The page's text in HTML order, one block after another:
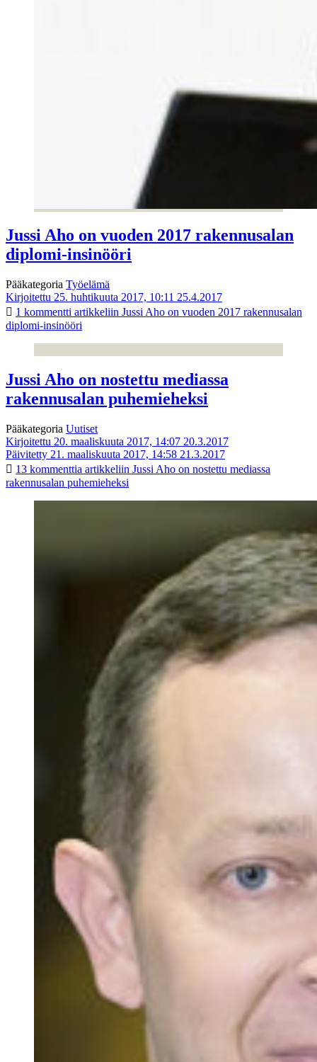
Jussi Aho on vuoden 2017 rakennusalan
diplomi-insinööri
Pääkategoria Työelämä
Kirjoitettu 25. huhtikuuta 2017, 10:11 25.4.2017
1 kommentti artikkeliin Jussi Aho on vuoden 2017 rakennusalan
diplomi-insinööri
Jussi Aho on nostettu mediassa
rakennusalan puhemieheksi
Pääkategoria Uutiset
Kirjoitettu 20. maaliskuuta 2017, 14:07 20.3.2017
Päivitetty 21. maaliskuuta 2017, 14:58 21.3.2017
13 kommenttia artikkeliin Jussi Aho on nostettu mediassa
rakennusalan puhemieheksi